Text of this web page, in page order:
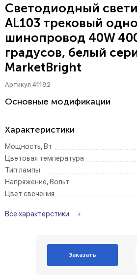
Светодиодный
AL103 трековый
шинопровод 40W
градусов, белый
MarketBright
Артикул 41182
Основные модификации
Характеристики
Мощность, Вт
Цветовая температура
Тип лампы
Напряжение, Вольт
Цвет свечения
Все характерстики
Заказать